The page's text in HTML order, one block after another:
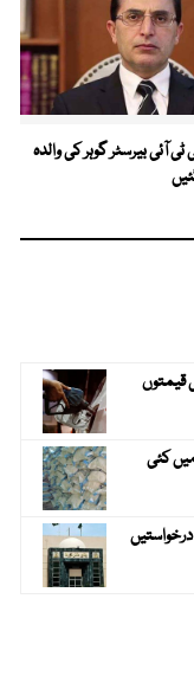
آئی بیرسٹر گوہر کی والدہ
قیمتوں
کئی